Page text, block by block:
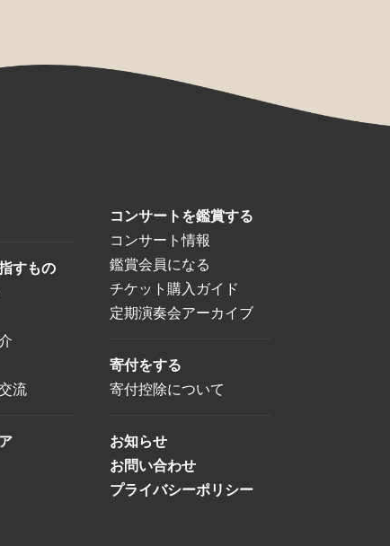
すもの
流
コンサートを鑑賞する
コンサート情報
鑑賞会員になる
チケット購入ガイド
定期演奏会アーカイブ
寄付をする
寄付控除について
お知らせ
お問い合わせ
プライバシーポリシー